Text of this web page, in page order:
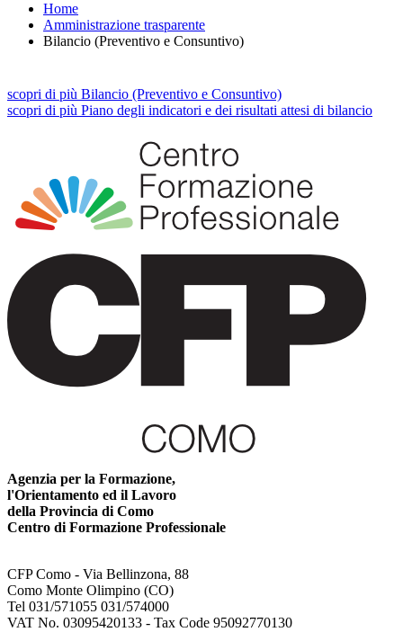
Home
Amministrazione trasparente
Bilancio (Preventivo e Consuntivo)
scopri di più Bilancio (Preventivo e Consuntivo)
scopri di più Piano degli indicatori e dei risultati attesi di bilancio
Agenzia per la Formazione,
l'Orientamento ed il Lavoro
della Provincia di Como
Centro di Formazione Professionale
CFP Como - Via Bellinzona, 88
Como Monte Olimpino (CO)
Tel 031/571055 031/574000
VAT No. 03095420133 - Tax Code 95092770130